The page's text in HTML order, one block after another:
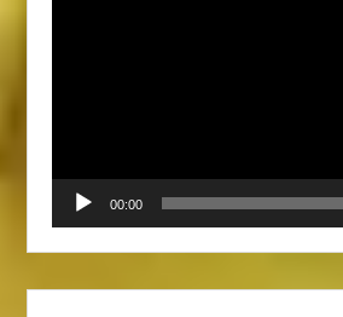
00:00